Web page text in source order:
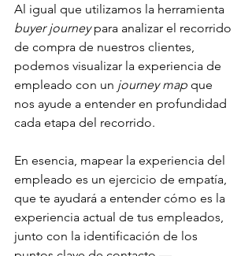
Al igual que utilizamos la herramienta
buyer journey para analizar el recorrido
de compra de nuestros clientes,
podemos visualizar la experiencia de
empleado con un journey map que
nos ayude a entender en profundidad
cada etapa del recorrido.
En esencia, mapear la experiencia del
empleado es un ejercicio de empatía,
que te ayudará a entender cómo es la
experiencia actual de tus empleados,
junto con la identificación de los